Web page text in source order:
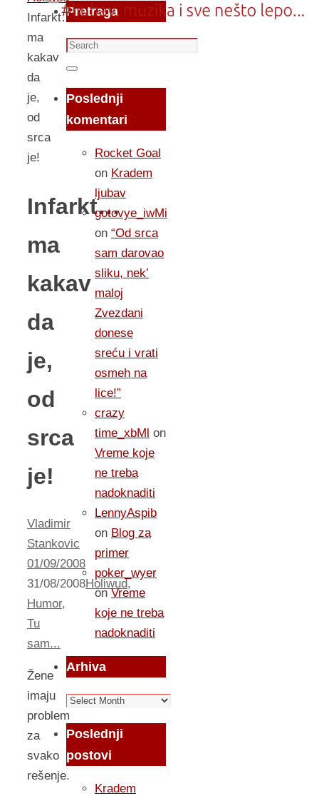
Infarkt…
ma
kakav
da
je,
od
srca
je!
Infarkt…
ma
kakav
da
je,
od
srca
je!
Vladimir
Stankovic
01/09/2008
31/08/2008Holiwud,
Humor,
Tu
sam...
Žene
imaju
problem
za
svako
rešenje.
Pretraga
Search
for:
Search
Poslednji
komentari
Rocket Goal
on Kradem
ljubav
gotovye_iwMi
on “Od srca
sam darovao
sliku, nek’
maloj
Zvezdani
donese
sreću i vrati
osmeh na
lice!”
crazy
time_xbMl on
Vreme koje
ne treba
nadoknaditi
LennyAspib
on Blog za
primer
poker_wyer
onVreme
koje ne treba
nadoknaditi
Arhiva
Arhiva
Poslednji
postovi
Kradem